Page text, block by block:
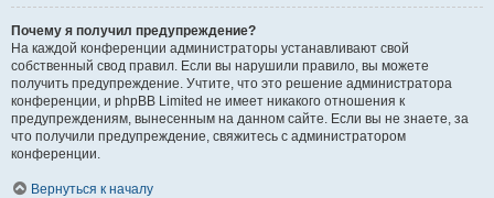
Почему я получил предупреждение?
На каждой конференции администраторы устанавливают свой
собственный свод правил. Если вы нарушили правило, вы можете
получить предупреждение. Учтите, что это решение администратора
конференции, и phpBB Limited не имеет никакого отношения к
предупреждениям, вынесенным на данном сайте. Если вы не знаете, за
что получили предупреждение, свяжитесь с администратором
конференции.
Вернуться к началу